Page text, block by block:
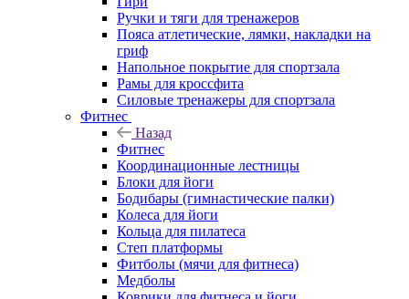
Ручки и тяги для тренажеров
Пояса атлетические, лямки, накладки на
гриф
Напольное покрытие для спортзала
Рамы для кроссфита
Силовые тренажеры для спортзала
Фитнес
Назад
Фитнес
Координационные лестницы
Блоки для йоги
Бодибары (гимнастические палки)
Колеса для йоги
Кольца для пилатеса
Степ платформы
Фитболы (мячи для фитнеса)
Медболы